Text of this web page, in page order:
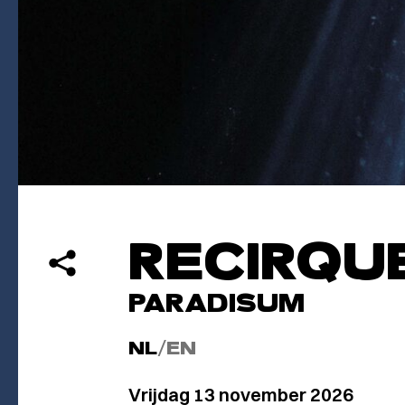
PARADISUM
NL/EN
Vrijdag 13 november 2026